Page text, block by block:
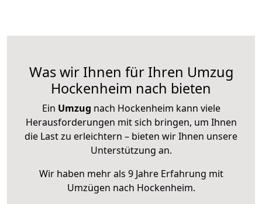
Was wir Ihnen für Ihren Umzug
Hockenheim nach bieten
Ein Umzug nach Hockenheim kann viele
Herausforderungen mit sich bringen, um Ihnen
die Last zu erleichtern – bieten wir Ihnen unsere
Unterstützung an.
Wir haben mehr als 9 Jahre Erfahrung mit
Umzügen nach Hockenheim.